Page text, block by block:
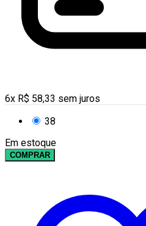
6x R$ 58,33 sem juros
38
Em estoque
COMPRAR